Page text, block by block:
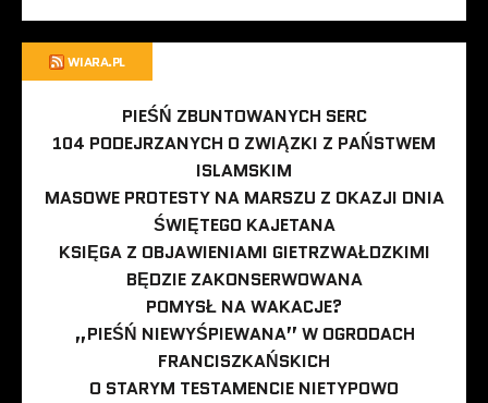
WIARA.PL
PIEŚŃ ZBUNTOWANYCH SERC
104 PODEJRZANYCH O ZWIĄZKI Z PAŃSTWEM
ISLAMSKIM
MASOWE PROTESTY NA MARSZU Z OKAZJI DNIA
ŚWIĘTEGO KAJETANA
KSIĘGA Z OBJAWIENIAMI GIETRZWAŁDZKIMI
BĘDZIE ZAKONSERWOWANA
POMYSŁ NA WAKACJE?
„PIEŚŃ NIEWYŚPIEWANA” W OGRODACH
FRANCISZKAŃSKICH
O STARYM TESTAMENCIE NIETYPOWO